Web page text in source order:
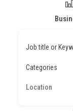
Job title or
Categories